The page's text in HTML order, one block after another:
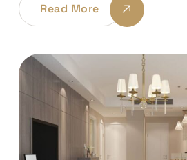
Read More